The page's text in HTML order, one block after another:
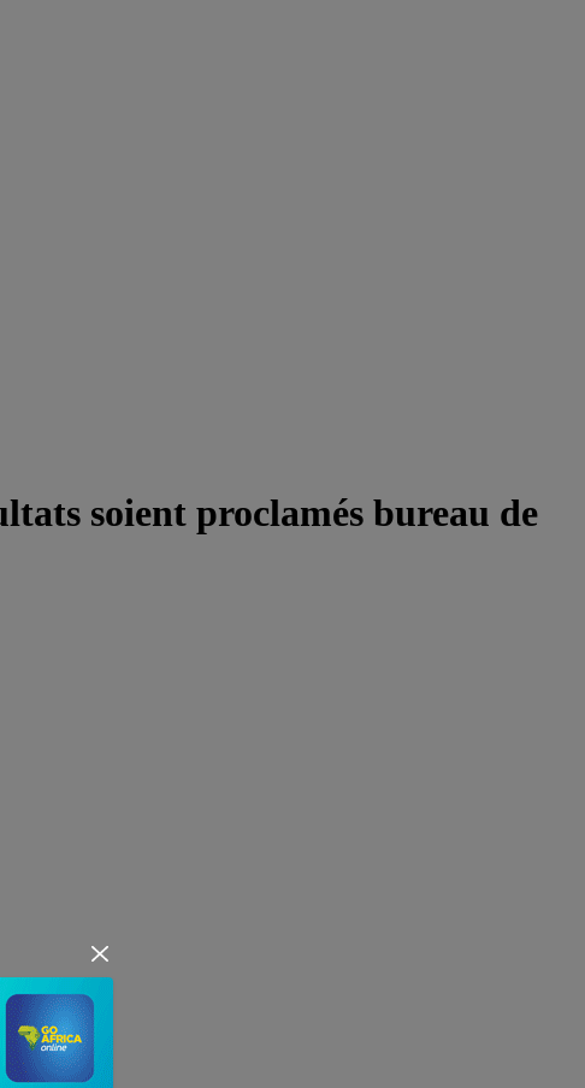
soient proclamés bureau de